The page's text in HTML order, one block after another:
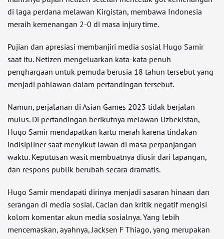
di laga perdana melawan Kirgistan, membawa Indonesia
meraih kemenangan 2-0 di masa injury time.
Pujian dan apresiasi membanjiri media sosial Hugo Samir
saat itu. Netizen mengeluarkan kata-kata penuh
penghargaan untuk pemuda berusia 18 tahun tersebut yang
menjadi pahlawan dalam pertandingan tersebut.
Namun, perjalanan di Asian Games 2023 tidak berjalan
mulus. Di pertandingan berikutnya melawan Uzbekistan,
Hugo Samir mendapatkan kartu merah karena tindakan
indisipliner saat menyikut lawan di masa perpanjangan
waktu. Keputusan wasit membuatnya diusir dari lapangan,
dan respons publik berubah secara dramatis.
Hugo Samir mendapati dirinya menjadi sasaran hinaan dan
serangan di media sosial. Cacian dan kritik negatif mengisi
kolom komentar akun media sosialnya. Yang lebih
mencemaskan, ayahnya, Jacksen F Thiago, yang merupakan